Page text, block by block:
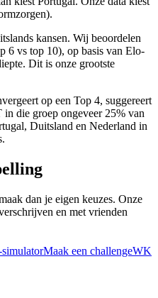
kansen. Wij beoordelen
6 vs top 10), op basis van Elo-
Dit is onze grootste
op een Top 4, suggereert
die groep ongeveer 25% van
Duitsland en Nederland in
dan je eigen keuzes. Onze
en met vrienden
Maak een challengeWK